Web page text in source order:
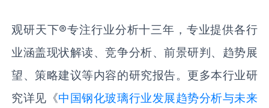
观研天下®专注行业分析十三年，专业提供各行
业涵盖现状解读、竞争分析、前景研判、趋势展
望、策略建议等内容的研究报告。更多本行业研
究详见《中国钢化玻璃行业发展趋势分析与未来